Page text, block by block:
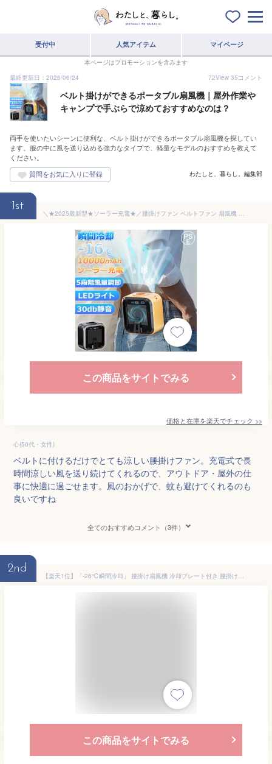
受付中 人気アイテム マイページ
本ページはプロモーションを含みます
最終更新日：2026/06/24
72View 35コメント
ベルト掛けができるポータブル扇風機｜屋外作業や
キャンプで手ぶらで涼めておすすめなのは？
両手を使いたいシーンに便利な、ベルト掛けができるポータブル扇風機を探してい
ます。服の中に風を送り込める強力なタイプで、軽量なモデルのおすすめを教えて
ください。
わたしと、暮らし。編集部
1st
＼★2025最新型★ソーラー充電★／腰掛けファン ベルトファン 扇風機 腰掛け扇風機 腰当て 首掛けファン ポータブルファン 強力風量 ポータブル扇風機 10000mAh 36時間稼働 蚊よけ機能 小型 ジェットファン usb充電 LED表示 静音 耐衝撃 熱中症対策
この商品をサイトでみる
価格と在庫を楽天でチェック >>
心(50代・女性)
ベルトに付けるだけでとても涼しい腰掛けファン。充電式で長
時間涼しい風を送り続けてくれるので、アウトドア・屋外の仕
事に快適に過ごせます。風のおかげで、蚊も避けてくれるのも
良いですね
全てのおすすめコメント（3件）
2nd
【楽天1位】「-26℃瞬間冷却」 腰掛け扇風機 冷却プレート付き 腰掛けファン 扇風機 腰かけ 首掛けファン ポータブルファン 100段階風量 強力風量 ベルト ポータブル扇風機 6000mAh 卓上 小型 ジェットファン usb充電 LED表示 静音 耐衝撃 熱中症対策 釣り 登山 屋外 父の日
この商品をサイトでみる